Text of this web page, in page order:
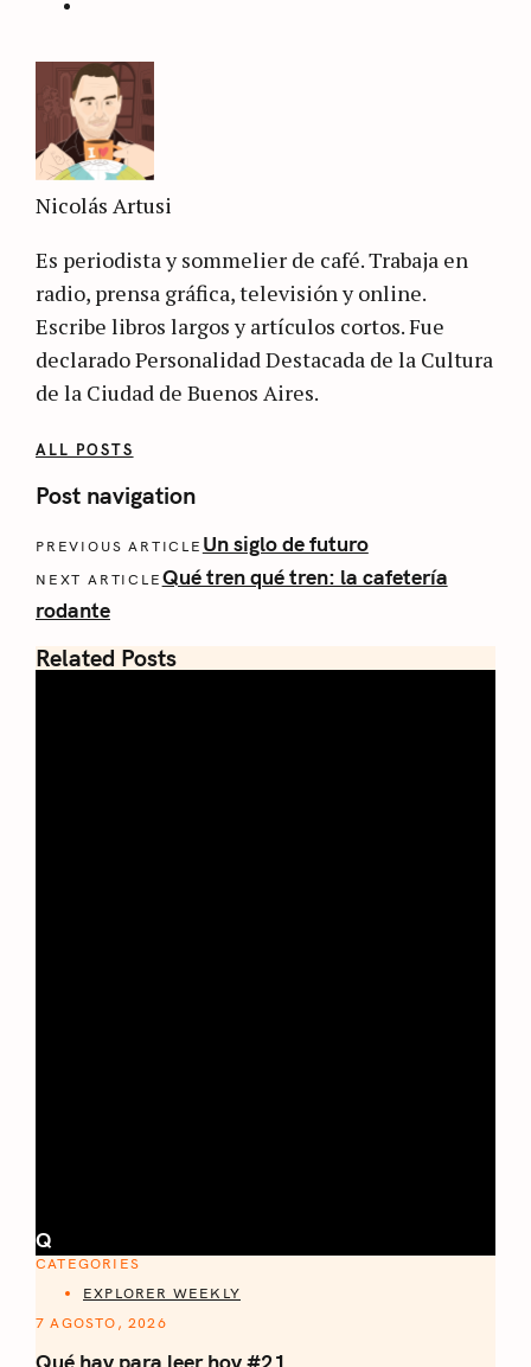
Nicolás Artusi
Es periodista y sommelier de café. Trabaja en
radio, prensa gráfica, televisión y online.
Escribe libros largos y artículos cortos. Fue
declarado Personalidad Destacada de la Cultura
de la Ciudad de Buenos Aires.
ALL POSTS
Post navigation
PREVIOUS ARTICLE Un siglo de futuro
NEXT ARTICLE Qué tren qué tren: la cafetería
rodante
Related Posts
Q
CATEGORIES
EXPLORER WEEKLY
7 AGOSTO, 2026
Qué hay para leer hoy #21